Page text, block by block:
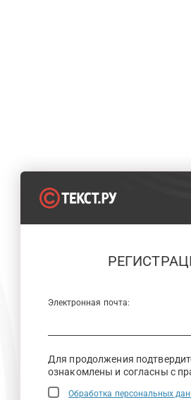
Электронная почта:
Для продолжения
ознакомлены и согласны с
Обработка персональных